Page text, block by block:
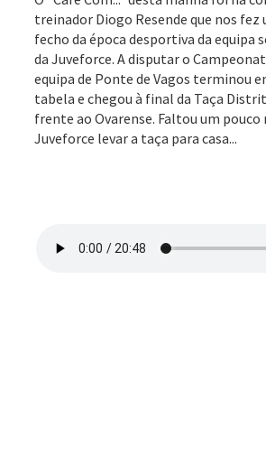
treinador Diogo Resende que nos fez
fecho da época desportiva da equipa
da Juveforce. A disputar o
equipa de Ponte de Vagos terminou
tabela e chegou à final da Taça
frente ao Ovarense. Faltou um pouco
Juveforce levar a taça para casa...